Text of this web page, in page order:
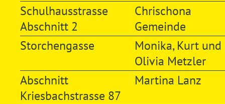
Schulhausstrasse
Abschnitt 2
Chrischona
Gemeinde
Storchengasse
Monika, Kurt und
Olivia Metzler
Abschnitt
Kriesbachstrasse 87
Martina Lanz